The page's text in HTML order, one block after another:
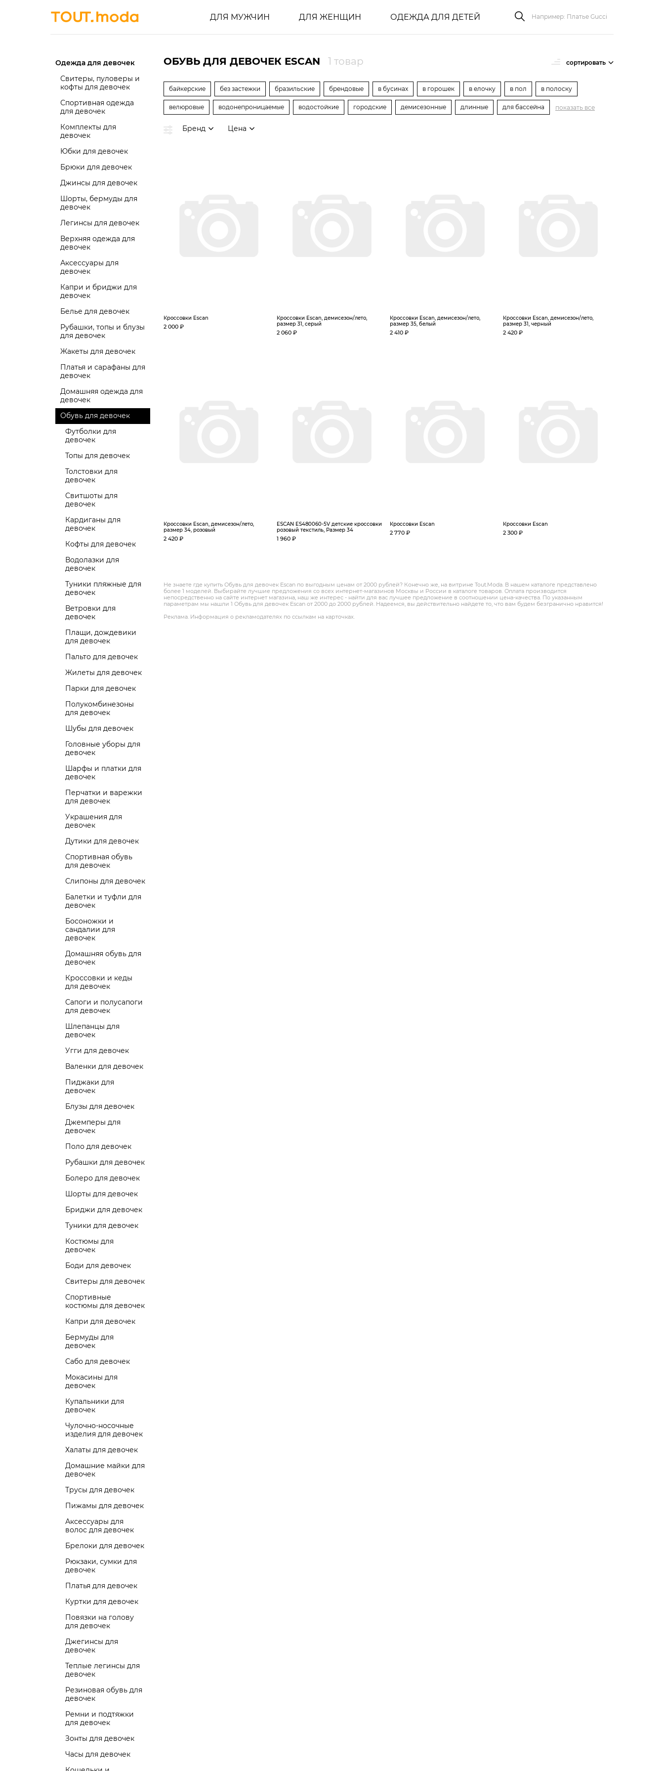
ДЛЯ МУЖЧИН ДЛЯ ЖЕНЩИН ОДЕЖДА ДЛЯ ДЕТЕЙ
Одежда для девочек
Свитеры, пуловеры и
кофты для девочек
Спортивная одежда
для девочек
Комплекты для
девочек
Юбки для девочек
Брюки для девочек
Джинсы для девочек
Шорты, бермуды для
девочек
Легинсы для девочек
Верхняя одежда для
девочек
Аксессуары для
девочек
Капри и бриджи для
девочек
Белье для девочек
Рубашки, топы и блузы
для девочек
Жакеты для девочек
Платья и сарафаны для
девочек
Домашняя одежда для
девочек
Обувь для девочек
Футболки для
девочек
Топы для девочек
Толстовки для
девочек
Свитшоты для
девочек
Кардиганы для
девочек
Кофты для девочек
Водолазки для
девочек
Туники пляжные для
девочек
Ветровки для
девочек
Плащи, дождевики
для девочек
Пальто для девочек
Жилеты для девочек
Парки для девочек
Полукомбинезоны
для девочек
Шубы для девочек
Головные уборы для
девочек
Шарфы и платки для
девочек
Перчатки и варежки
для девочек
Украшения для
девочек
Дутики для девочек
Спортивная обувь
для девочек
Слипоны для девочек
Балетки и туфли для
девочек
Босоножки и
сандалии для
девочек
Домашняя обувь для
девочек
Кроссовки и кеды
для девочек
Сапоги и полусапоги
для девочек
Шлепанцы для
девочек
Угги для девочек
Валенки для девочек
Пиджаки для
девочек
Блузы для девочек
Джемперы для
девочек
Поло для девочек
Рубашки для девочек
Болеро для девочек
Шорты для девочек
Бриджи для девочек
Туники для девочек
Костюмы для
девочек
Боди для девочек
Свитеры для девочек
Спортивные
костюмы для девочек
Капри для девочек
Бермуды для
девочек
Сабо для девочек
Мокасины для
девочек
Купальники для
девочек
Чулочно-носочные
изделия для девочек
Халаты для девочек
Домашние майки для
девочек
Трусы для девочек
Пижамы для девочек
Аксессуары для
волос для девочек
Брелоки для девочек
Рюкзаки, сумки для
девочек
Платья для девочек
Куртки для девочек
Повязки на голову
для девочек
Джегинсы для
девочек
Теплые легинсы для
девочек
Резиновая обувь для
девочек
Ремни и подтяжки
для девочек
Зонты для девочек
Часы для девочек
ОБУВЬ ДЛЯ ДЕВОЧЕК ESCAN 1 товар сортировать
байкерские без застежки бразильские брендовые в бусинах в горошек в елочку в пол в полоску
велюровые водонепроницаемые водостойкие городские демисезонные длинные для бассейна показать все
Бренд Цена
Кроссовки Escan
2 000 ₽
Кроссовки Escan, демисезон/лето,
размер 31, серый
2 060 ₽
Кроссовки Escan, демисезон/лето,
размер 35, белый
2 410 ₽
Кроссовки Escan, демисезон/лето,
размер 31, черный
2 420 ₽
Кроссовки Escan, демисезон/лето,
размер 34, розовый
2 420 ₽
ESCAN ES480060-5V детские кроссовки
розовый текстиль, Размер 34
1 960 ₽
Кроссовки Escan
2 770 ₽
Кроссовки Escan
2 300 ₽
Не знаете где купить Обувь для девочек Escan по выгодным ценам от 2000 рублей? Конечно же, на витрине Tout.Modа. В нашем каталоге представлено
более 1 моделей. Выбирайте лучшие предложения со всех интернет-магазинов Москвы и России в каталоге товаров. Оплата производится
непосредственно на сайте интернет магазина, наш же интерес - найти для вас лучшее предложение в соотношении цена-качества. По указанным
параметрам мы нашли 1 Обувь для девочек Escan от 2000 до 2000 рублей. Надеемся, вы действительно найдете то, что вам будем безгранично нравится!
Реклама. Информация о рекламодателях по ссылкам на карточках.